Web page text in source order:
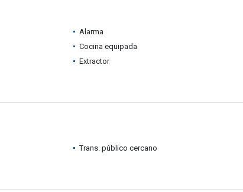
Alarma
Cocina equipada
Extractor
Trans. público cercano